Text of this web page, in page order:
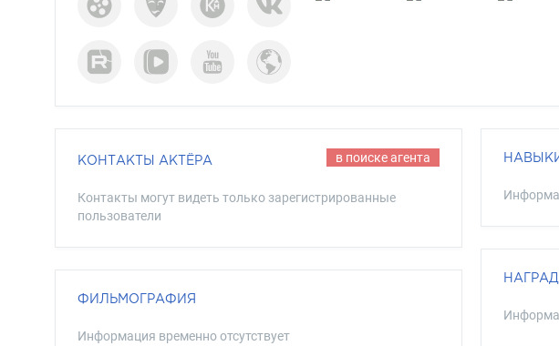
КОНТАКТЫ АКТЁРА в поиске агента
Контакты могут видеть только зарегистрированные
пользователи
ФИЛЬМОГРАФИЯ
Информация временно отсутствует